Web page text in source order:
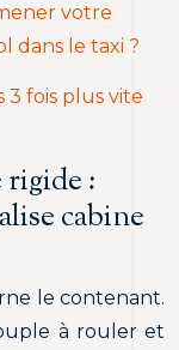
votre
dans le taxi ?
3 fois plus vite
:
cabine
le contenant.
à rouler et